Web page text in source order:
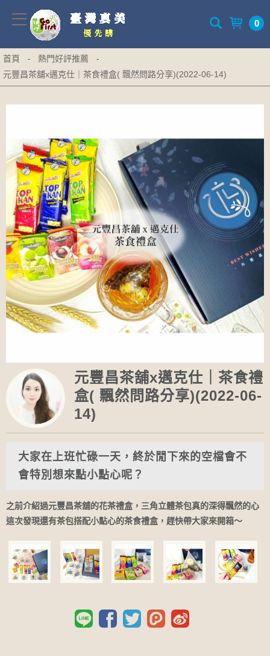
0
首頁 - 熱門好評推薦 -
元豐昌茶舖x邁克仕｜茶食禮盒( 飄然問路分享)(2022-06-14)
元豐昌茶舖x邁克仕｜茶食禮
盒( 飄然問路分享)(2022-06-
14)
大家在上班忙碌一天，終於閒下來的空檔會不
會特別想來點小點心呢？
之前介紹過元豐昌茶舖的花茶禮盒，三角立體茶包真的深得飄然的心
這次發現還有茶包搭配小點心的茶食禮盒，趕快帶大家來開箱～